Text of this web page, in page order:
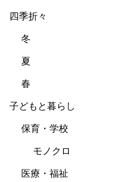
四季折々
冬
夏
春
子どもと暮らし
保育・学校
モノクロ
医療・福祉